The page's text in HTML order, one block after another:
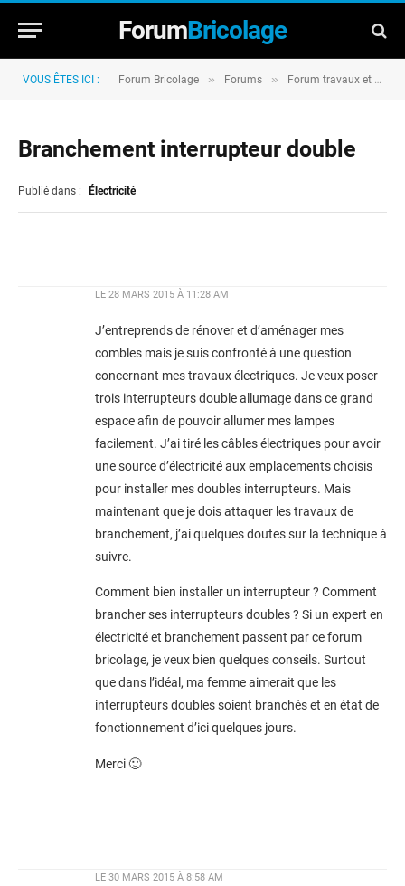
ForumBricolage
VOUS ÊTES ICI : Forum Bricolage » Forums » Forum travaux et rénovation
Branchement interrupteur double
Publié dans : Électricité
LE 28 MARS 2015 À 11:28 AM
J’entreprends de rénover et d’aménager mes
combles mais je suis confronté à une question
concernant mes travaux électriques. Je veux poser
trois interrupteurs double allumage dans ce grand
espace afin de pouvoir allumer mes lampes
facilement. J’ai tiré les câbles électriques pour avoir
une source d’électricité aux emplacements choisis
pour installer mes doubles interrupteurs. Mais
maintenant que je dois attaquer les travaux de
branchement, j’ai quelques doutes sur la technique à
suivre.
Comment bien installer un interrupteur ? Comment
brancher ses interrupteurs doubles ? Si un expert en
électricité et branchement passent par ce forum
bricolage, je veux bien quelques conseils. Surtout
que dans l’idéal, ma femme aimerait que les
interrupteurs doubles soient branchés et en état de
fonctionnement d’ici quelques jours.
Merci 🙂
LE 30 MARS 2015 À 8:58 AM